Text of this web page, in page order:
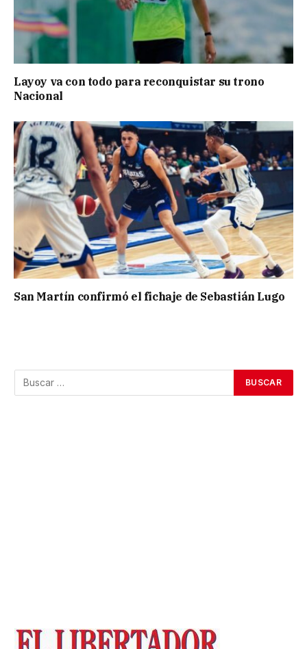
Layoy va con todo para reconquistar su trono
Nacional
San Martín confirmó el fichaje de Sebastián Lugo